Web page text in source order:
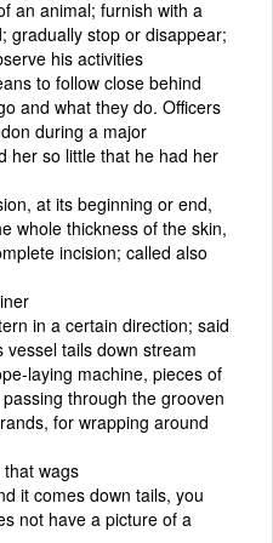
an animal; furnish with a
gradually stop or disappear;
his activities
to follow close behind
and what they do. Officers
during a major
her so little that he had her
at its beginning or end,
whole thickness of the skin,
incision; called also
in a certain direction; said
tails down stream
laying machine, pieces of
through the grooven
for wrapping around
wags
it comes down tails, you
not have a picture of a